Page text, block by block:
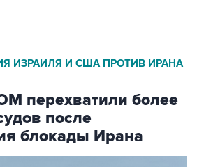
ИЗРАИЛЯ И США ПРОТИВ ИРАНА
перехватили более
после
блокады Ирана